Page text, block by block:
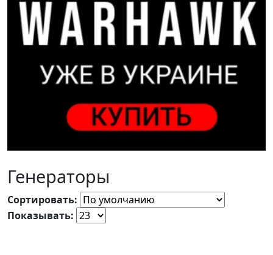
Генераторы
Сортировать:
Показывать: